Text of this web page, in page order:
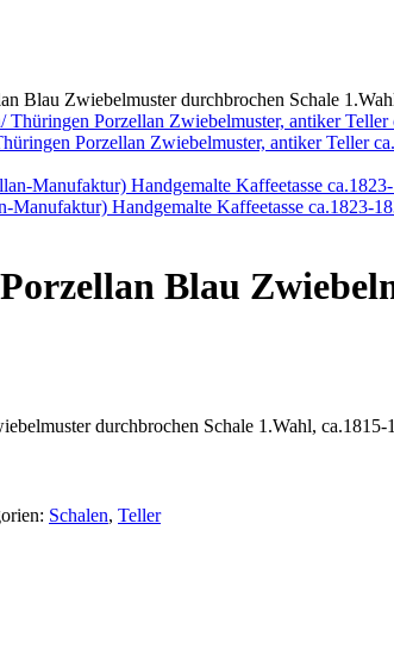
Blau Zwiebelmuster durchbrochen Schale
Porzellan Zwiebelmuster, antiker Teller
Handgemalte Kaffeetasse ca.1823-
Blau
durchbrochen Schale 1.Wahl, ca.1815-
Schalen, Teller